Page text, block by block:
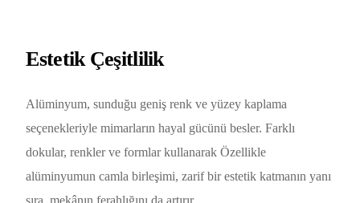
Estetik Çeşitlilik
Alüminyum, sunduğu geniş renk ve yüzey kaplama
seçenekleriyle mimarların hayal gücünü besler. Farklı
dokular, renkler ve formlar kullanarak Özellikle
alüminyumun camla birleşimi, zarif bir estetik katmanın yanı
sıra, mekânın ferahlığını da artırır.